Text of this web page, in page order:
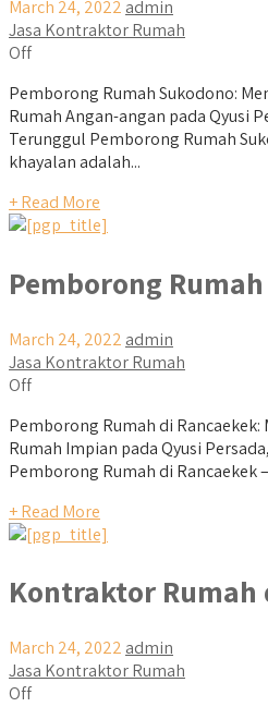
March 24, 2022 admin
Jasa Kontraktor Rumah
Off
Pemborong Rumah Sukodono:
Rumah Angan-angan pada Qyusi
Terunggul Pemborong Rumah
khayalan adalah...
+ Read More
Pemborong
March 24, 2022 admin
Jasa Kontraktor Rumah
Off
Pemborong Rumah di
Rumah Impian pada Qyusi
Pemborong Rumah di Rancaekek
+ Read More
Kontraktor Rumah
March 24, 2022 admin
Jasa Kontraktor Rumah
Off